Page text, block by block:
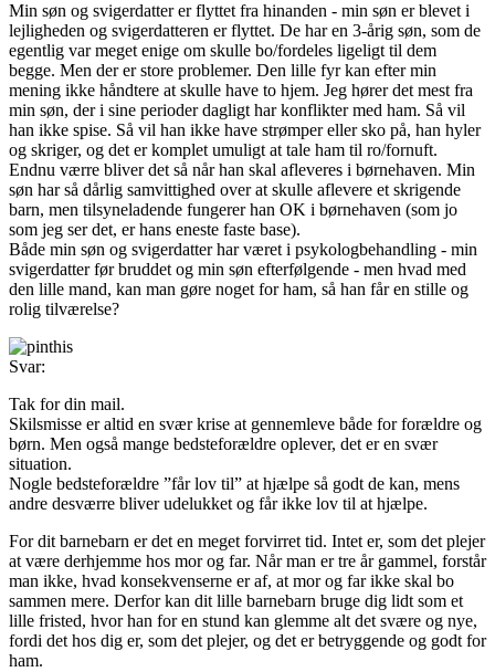
Min søn og svigerdatter er flyttet fra hinanden - min søn er blevet i
lejligheden og svigerdatteren er flyttet. De har en 3-årig søn, som de
egentlig var meget enige om skulle bo/fordeles ligeligt til dem
begge. Men der er store problemer. Den lille fyr kan efter min
mening ikke håndtere at skulle have to hjem. Jeg hører det mest fra
min søn, der i sine perioder dagligt har konflikter med ham. Så vil
han ikke spise. Så vil han ikke have strømper eller sko på, han hyler
og skriger, og det er komplet umuligt at tale ham til ro/fornuft.
Endnu værre bliver det så når han skal afleveres i børnehaven. Min
søn har så dårlig samvittighed over at skulle aflevere et skrigende
barn, men tilsyneladende fungerer han OK i børnehaven (som jo
som jeg ser det, er hans eneste faste base).
Både min søn og svigerdatter har været i psykologbehandling - min
svigerdatter før bruddet og min søn efterfølgende - men hvad med
den lille mand, kan man gøre noget for ham, så han får en stille og
rolig tilværelse?
Svar:
Tak for din mail.
Skilsmisse er altid en svær krise at gennemleve både for forældre og
børn. Men også mange bedsteforældre oplever, det er en svær
situation.
Nogle bedsteforældre ”får lov til” at hjælpe så godt de kan, mens
andre desværre bliver udelukket og får ikke lov til at hjælpe.
For dit barnebarn er det en meget forvirret tid. Intet er, som det plejer
at være derhjemme hos mor og far. Når man er tre år gammel, forstår
man ikke, hvad konsekvenserne er af, at mor og far ikke skal bo
sammen mere. Derfor kan dit lille barnebarn bruge dig lidt som et
lille fristed, hvor han for en stund kan glemme alt det svære og nye,
fordi det hos dig er, som det plejer, og det er betryggende og godt for
ham.